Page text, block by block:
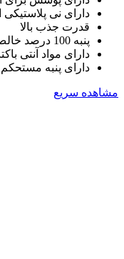
دارای نی
قدرت جذب بالا
پنبه 100 درصد خالص و هیدروفیل اروپایی
دارای مواد آنتی
دارای پنبه
مشاهده سریع